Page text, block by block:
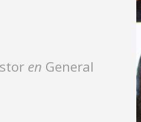
en General